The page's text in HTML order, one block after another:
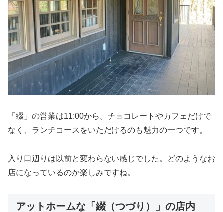
「綴」の営業は11:00から。チョコレートやカフェだけで
なく、ランチコースをいただけるのも魅力の一つです。
入り口辺りは以前と変わらない感じでした。どのようなお
店になっているのか楽しみですね。
アットホームな「綴（つづり）」の店内